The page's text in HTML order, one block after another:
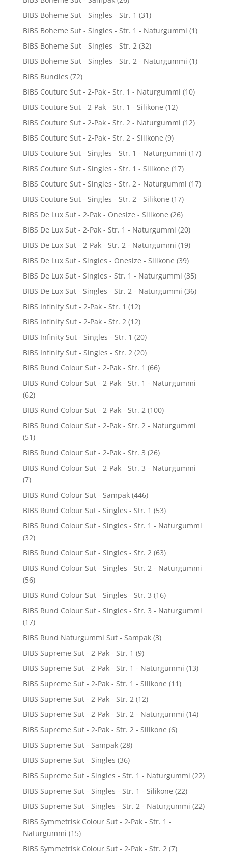
BIBS Boheme Sut - Singles - Str. 1 (31)
BIBS Boheme Sut - Singles - Str. 1 - Naturgummi (1)
BIBS Boheme Sut - Singles - Str. 2 (32)
BIBS Boheme Sut - Singles - Str. 2 - Naturgummi (1)
BIBS Bundles (72)
BIBS Couture Sut - 2-Pak - Str. 1 - Naturgummi (10)
BIBS Couture Sut - 2-Pak - Str. 1 - Silikone (12)
BIBS Couture Sut - 2-Pak - Str. 2 - Naturgummi (12)
BIBS Couture Sut - 2-Pak - Str. 2 - Silikone (9)
BIBS Couture Sut - Singles - Str. 1 - Naturgummi (17)
BIBS Couture Sut - Singles - Str. 1 - Silikone (17)
BIBS Couture Sut - Singles - Str. 2 - Naturgummi (17)
BIBS Couture Sut - Singles - Str. 2 - Silikone (17)
BIBS De Lux Sut - 2-Pak - Onesize - Silikone (26)
BIBS De Lux Sut - 2-Pak - Str. 1 - Naturgummi (20)
BIBS De Lux Sut - 2-Pak - Str. 2 - Naturgummi (19)
BIBS De Lux Sut - Singles - Onesize - Silikone (39)
BIBS De Lux Sut - Singles - Str. 1 - Naturgummi (35)
BIBS De Lux Sut - Singles - Str. 2 - Naturgummi (36)
BIBS Infinity Sut - 2-Pak - Str. 1 (12)
BIBS Infinity Sut - 2-Pak - Str. 2 (12)
BIBS Infinity Sut - Singles - Str. 1 (20)
BIBS Infinity Sut - Singles - Str. 2 (20)
BIBS Rund Colour Sut - 2-Pak - Str. 1 (66)
BIBS Rund Colour Sut - 2-Pak - Str. 1 - Naturgummi
(62)
BIBS Rund Colour Sut - 2-Pak - Str. 2 (100)
BIBS Rund Colour Sut - 2-Pak - Str. 2 - Naturgummi
(51)
BIBS Rund Colour Sut - 2-Pak - Str. 3 (26)
BIBS Rund Colour Sut - 2-Pak - Str. 3 - Naturgummi
(7)
BIBS Rund Colour Sut - Sampak (446)
BIBS Rund Colour Sut - Singles - Str. 1 (53)
BIBS Rund Colour Sut - Singles - Str. 1 - Naturgummi
(32)
BIBS Rund Colour Sut - Singles - Str. 2 (63)
BIBS Rund Colour Sut - Singles - Str. 2 - Naturgummi
(56)
BIBS Rund Colour Sut - Singles - Str. 3 (16)
BIBS Rund Colour Sut - Singles - Str. 3 - Naturgummi
(17)
BIBS Rund Naturgummi Sut - Sampak (3)
BIBS Supreme Sut - 2-Pak - Str. 1 (9)
BIBS Supreme Sut - 2-Pak - Str. 1 - Naturgummi (13)
BIBS Supreme Sut - 2-Pak - Str. 1 - Silikone (11)
BIBS Supreme Sut - 2-Pak - Str. 2 (12)
BIBS Supreme Sut - 2-Pak - Str. 2 - Naturgummi (14)
BIBS Supreme Sut - 2-Pak - Str. 2 - Silikone (6)
BIBS Supreme Sut - Sampak (28)
BIBS Supreme Sut - Singles (36)
BIBS Supreme Sut - Singles - Str. 1 - Naturgummi (22)
BIBS Supreme Sut - Singles - Str. 1 - Silikone (22)
BIBS Supreme Sut - Singles - Str. 2 - Naturgummi (22)
BIBS Symmetrisk Colour Sut - 2-Pak - Str. 1 -
Naturgummi (15)
BIBS Symmetrisk Colour Sut - 2-Pak - Str. 2 (7)